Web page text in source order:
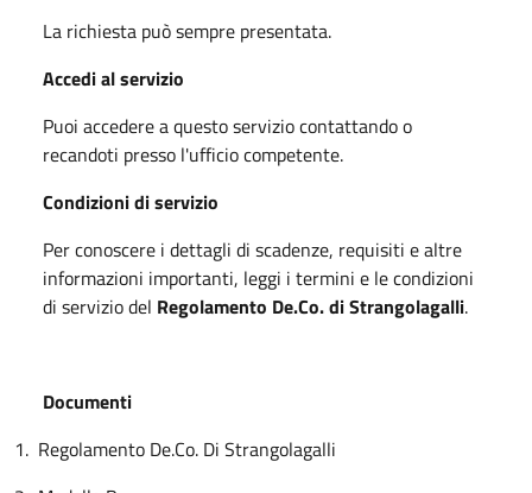
La richiesta può sempre presentata.
Accedi al servizio
Puoi accedere a questo servizio contattando o
recandoti presso l'ufficio competente.
Condizioni di servizio
Per conoscere i dettagli di scadenze, requisiti e altre
informazioni importanti, leggi i termini e le condizioni
di servizio del Regolamento De.Co. di Strangolagalli.
Documenti
1. Regolamento De.Co. Di Strangolagalli